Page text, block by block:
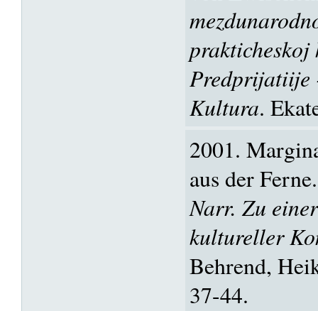
prakticheskoj
Predprijatiije
Kultura.
2001.
aus der
Narr. Zu
kultureller
Behrend,
37-44.